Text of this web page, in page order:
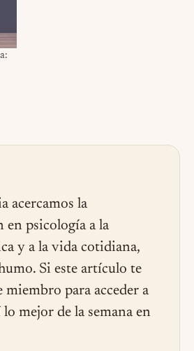
acercamos la
en psicología a la
y a la vida cotidiana,
Si este artículo te
miembro para acceder a
mejor de la semana en